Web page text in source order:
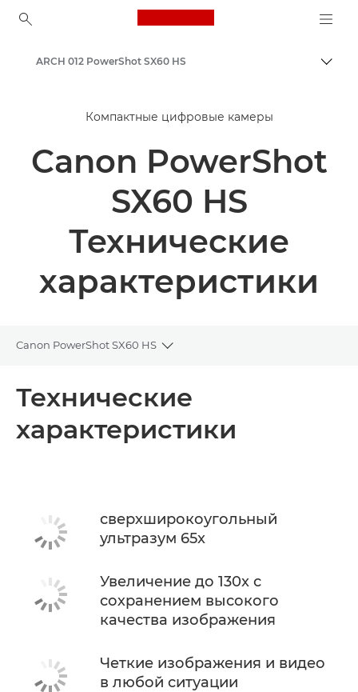
Canon Logo, back to
ARCH 012 PowerShot SX60 HS
Компактные цифровые камеры
Canon PowerShot
SX60 HS
Технические
характеристики
Canon PowerShot SX60 HS
Toggle breadcrumbs
Технические характеристики
Технические
характеристики
сверхширокоугольный
ультразум 65x
Увеличение до 130x с
сохранением высокого
качества изображения
Четкие изображения и видео
в любой ситуации